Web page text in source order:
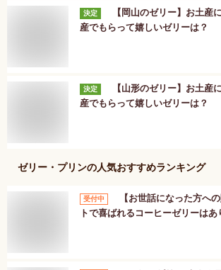
決定
【岡山のゼリー】お土産
産でもらって嬉しいゼリーは？
決定
【山形のゼリー】お土産
産でもらって嬉しいゼリーは？
ゼリー・プリンの人気おすすめランキング
受付中
【お世話になった方へ
トで喜ばれるコーヒーゼリーはあ